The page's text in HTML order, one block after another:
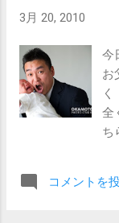
3月 20, 2010
今
お
全
ち
く
コメントを